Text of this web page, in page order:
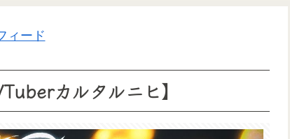
ィード
カルタルニヒ】